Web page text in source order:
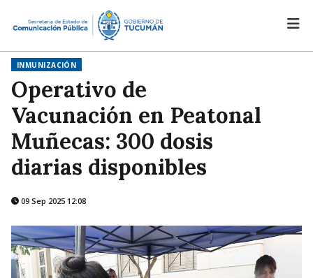
INMUNIZACIÓN
Operativo de
Vacunación en Peatonal
Muñecas: 300 dosis
diarias disponibles
09 Sep 2025 12:08